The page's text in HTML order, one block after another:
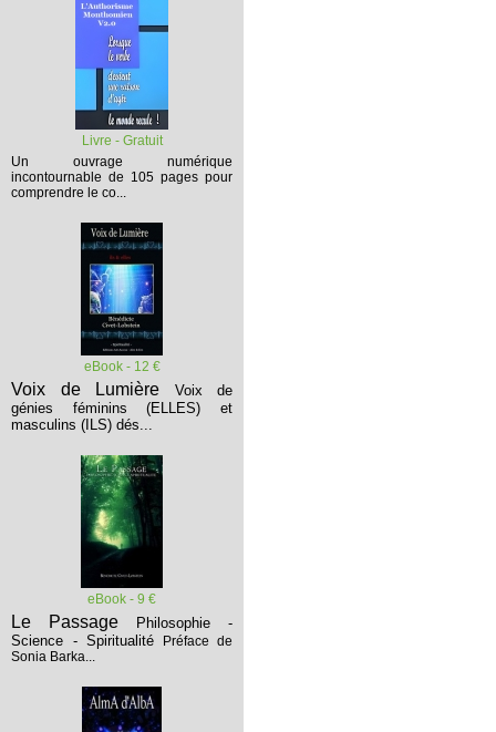
Livre - Gratuit
Un ouvrage numérique
incontournable de 105 pages pour
comprendre le co...
eBook - 12 €
Voix de Lumière
Voix de
génies féminins (ELLES) et
masculins (ILS) dés...
eBook - 9 €
Le Passage
Philosophie -
Science - Spiritualité
Préface de
Sonia Barka...